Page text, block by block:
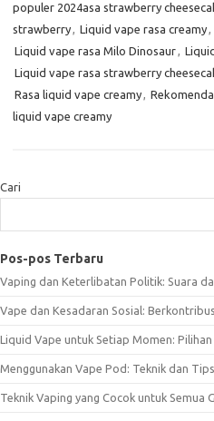
populer 2024asa strawberry
strawberry, Liquid vape rasa creamy,
Liquid vape rasa Milo Dinosaur,
Liquid vape rasa strawberry
Rasa liquid vape creamy,
liquid vape creamy
Cari
Pos-pos Terbaru
Vaping dan Keterlibatan Politik: Suara
Vape dan Kesadaran Sosial:
Liquid Vape untuk Setiap Momen: Pilihan
Menggunakan Vape Pod: Teknik dan
Teknik Vaping yang Cocok untuk Semua